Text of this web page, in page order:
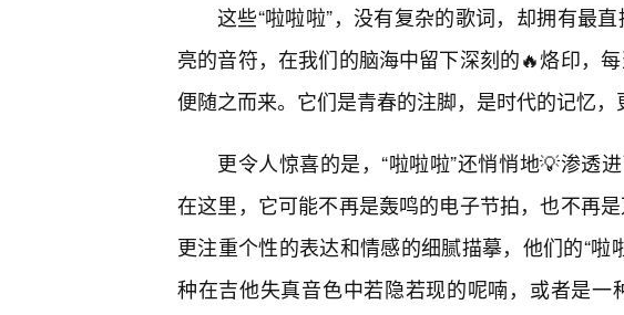
这些“啦啦啦”，没有复杂的歌词，却拥有最
亮的音符，在我们的脑海中留下深刻的🔥烙印，
便随之而来。它们是青春的注脚，是时代的记忆，
更令人惊喜的是，“啦啦啦”还悄悄地💡渗透
在这里，它可能不再是轰鸣的电子节拍，也不再
更注重个性的表达和情感的细腻描摹，他们的“啦
种在吉他失真音色中若隐若现的呢喃，或者是